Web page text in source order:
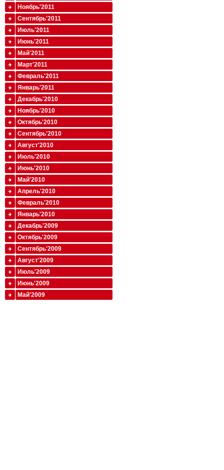
Ноябрь'2011
Сентябрь'2011
Июль'2011
Июнь'2011
Май'2011
Март'2011
Февраль'2011
Январь'2011
Декабрь'2010
Ноябрь'2010
Октябрь'2010
Сентябрь'2010
Август'2010
Июль'2010
Июнь'2010
Май'2010
Апрель'2010
Февраль'2010
Январь'2010
Декабрь'2009
Октябрь'2009
Сентябрь'2009
Август'2009
Июль'2009
Июнь'2009
Май'2009